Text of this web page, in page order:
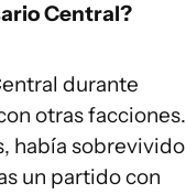
Central?
durante
otras facciones.
había sobrevivido
un partido con